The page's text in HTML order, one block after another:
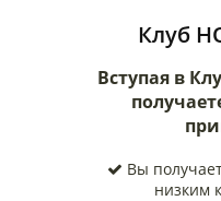
Клуб
Вступая в
Вы
низким